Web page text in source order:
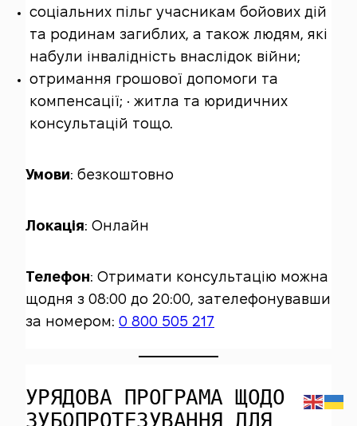
соціальних пільг учасникам бойових дій
та родинам загиблих, а також людям, які
набули інвалідність внаслідок війни;
отримання грошової допомоги та
компенсації; • житла та юридичних
консультацій тощо.
Умови: безкоштовно
Локація: Онлайн
Телефон: Отримати консультацію можна
щодня з 08:00 до 20:00, зателефонувавши
за номером: 0 800 505 217
УРЯДОВА ПРОГРАМА ЩОДО
ЗУБОПРОТЕЗУВАННЯ ДЛЯ